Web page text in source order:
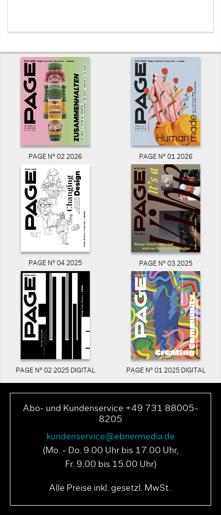
PAGE N° 02 2026 PAGE N° 01 2026
PAGE N° 04 2025 PAGE N° 03 2025
PAGE N° 02 2025 DIGITAL PAGE N° 01 2025 DIGITAL
Abo- und Kundenservice +49 731 88005-
8205
kundenservice@ebnermedia.de
(Mo. - Do. 9.00 Uhr bis 17.00 Uhr,
Fr. 9.00 bis 15.00 Uhr)
Alle Preise inkl. gesetzl. MwSt..